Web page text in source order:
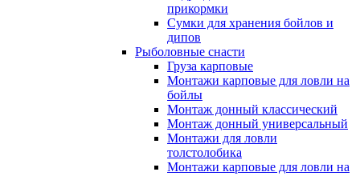
прикормки
Сумки для хранения бойлов и
дипов
Рыболовные снасти
Груза карповые
Монтажи карповые для ловли на
бойлы
Монтаж донный классический
Монтаж донный универсальный
Монтажи для ловли
толстолобика
Монтажи карповые для ловли на